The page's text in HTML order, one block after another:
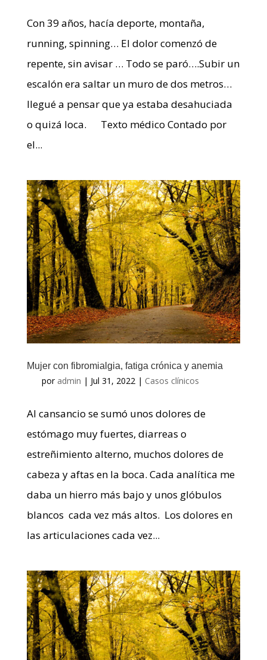
Con 39 años, hacía deporte, montaña,
running, spinning… El dolor comenzó de
repente, sin avisar … Todo se paró….Subir un
escalón era saltar un muro de dos metros…
llegué a pensar que ya estaba desahuciada
o quizá loca. Texto médico Contado por
el...
Mujer con fibromialgia, fatiga crónica y anemia
por admin | Jul 31, 2022| Casos clínicos
Al cansancio se sumó unos dolores de
estómago muy fuertes, diarreas o
estreñimiento alterno, muchos dolores de
cabeza y aftas en la boca. Cada analítica me
daba un hierro más bajo y unos glóbulos
blancos cada vez más altos. Los dolores en
las articulaciones cada vez...